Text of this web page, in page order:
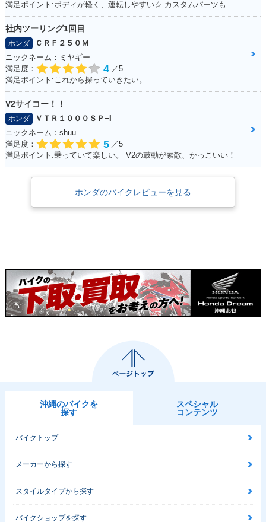
社内ツーリング1回目
ホンダ
ＣＲＦ２５０Ｍ
ニックネーム：ミヤギー
満足度：
4 ／5
満足ポイント:これから探っていきたい。
V2サイコー！！
ホンダ
ＶＴＲ１０００ＳＰ−I
ニックネーム：shuu
満足度：
5 ／5
満足ポイント:乗っていて楽しい。 V2の鼓動が素敵、かっこいい！
ホンダのバイクレビューを見る
沖縄のバイクを
探す
スペシャル
コンテンツ
バイクトップ
メーカーから探す
スタイルタイプから探す
バイクショップを探す